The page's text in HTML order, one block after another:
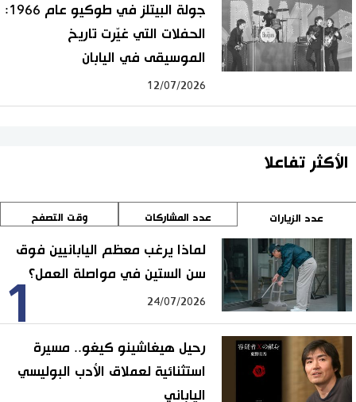
جولة البيتلز في طوكيو عام 1966:
الحفلات التي غيّرت تاريخ
الموسيقى في اليابان
12/07/2026
الأكثر تفاعلا
عدد الزيارات عدد المشاركات وقت التصفح
1
لماذا يرغب معظم اليابانيين فوق
سن الستين في مواصلة العمل؟
24/07/2026
رحيل هيغاشينو كيغو.. مسيرة
استثنائية لعملاق الأدب البوليسي
الياباني